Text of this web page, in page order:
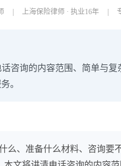
上海保险律师 · 执业16年
咨询的内容范围、简单与
。
么、准备什么材料、咨询要